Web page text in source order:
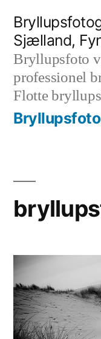
indhold
Sjælland,
Bryllupsfoto
professionel
Flotte